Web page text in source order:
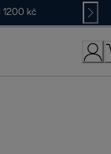
1200 kč